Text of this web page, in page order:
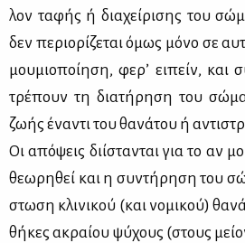
λον τα­φής ή δια­χεί­ρι­σης του
δεν πε­ριο­ρί­ζε­ται όμως μό­νο σε
μου­μιο­ποί­η­ση, φε­ρ’ ει­πείν, και
τρέ­πουν τη δια­τή­ρη­ση του
ζω­ής ένα­ντι του θα­νά­του ή
Οι από­ψεις δι­ί­στα­νται για το αν
θε­ω­ρη­θεί και η συ­ντή­ρη­ση του
στω­ση κλι­νι­κού (και νο­μι­κού)
θή­κες ακραί­ου ψύ­χους (στους